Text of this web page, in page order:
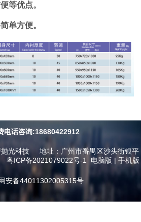
等优点。
单方便。
电话咨询:18680422912
抛光科技 地址：广州市番禺区沙头街银平
粤ICP备2021079022号-1 电脑版 | 手机版
安备44011302005315号